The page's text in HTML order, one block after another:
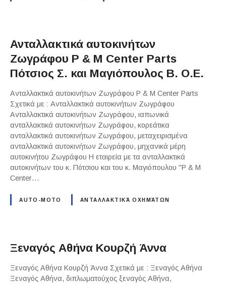
Ανταλλακτικά αυτοκινήτων
Ζωγράφου P & M Center Parts
Πότσιος Σ. και Μαγιόπουλος Β. Ο.Ε.
Ανταλλακτικά αυτοκινήτων Ζωγράφου P & M Center Parts
Σχετικά με : Ανταλλακτικά αυτοκινήτων Ζωγράφου
Ανταλλακτικά αυτοκινήτων Ζωγράφου, ιαπωνικά
ανταλλακτικά αυτοκινήτων Ζωγράφου, κορεάτικα
ανταλλακτικά αυτοκινήτων Ζωγράφου, μεταχειρισμένα
ανταλλακτικά αυτοκινήτων Ζωγράφου, μηχανικά μέρη
αυτοκινήτου Ζωγράφου Η εταιρεία με τα ανταλλακτικά
αυτοκινήτων του κ. Πότσιου και του κ. Μαγιόπουλου "P & M
Center…
AUTO-MOTO ΑΝΤΑΛΛΑΚΤΙΚΆ ΟΧΗΜΆΤΩΝ
Ξεναγός Αθήνα Κουρζή Άννα
Ξεναγός Αθήνα Κουρζή Άννα Σχετικά με : Ξεναγός Αθήνα
Ξεναγός Αθήνα, διπλωματούχος ξεναγός Αθήνα,